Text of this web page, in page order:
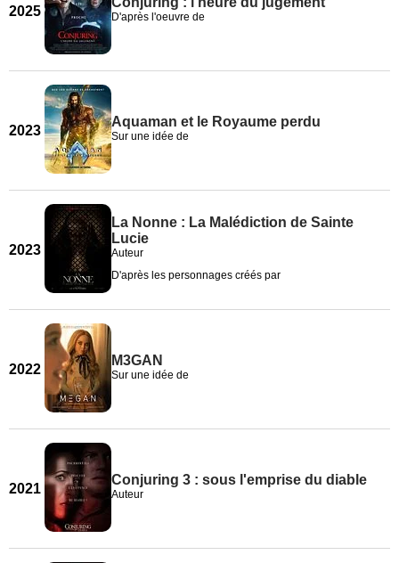
2025 D'après l'oeuvre de
2023
Aquaman et le Royaume perdu
Sur une idée de
2023
La Nonne : La Malédiction de Sainte
Lucie
Auteur
D'après les personnages créés par
2022
M3GAN
Sur une idée de
2021
Conjuring 3 : sous l'emprise du diable
Auteur